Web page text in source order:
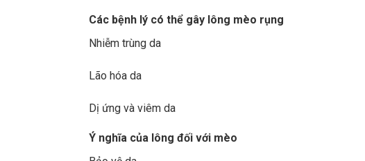
Các bệnh lý có thể gây lông mèo rụng
Nhiễm trùng da
Lão hóa da
Dị ứng và viêm da
Ý nghĩa của lông đối với mèo